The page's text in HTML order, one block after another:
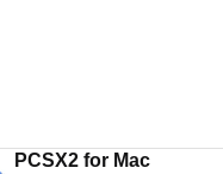
PCSX2 for Mac